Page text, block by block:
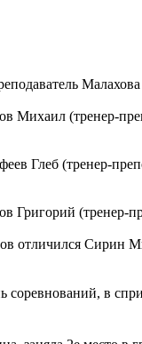
Михаил (тренер-
Глеб (тренер-
Григорий (тренер-
отличился Сирин
соревнований, в